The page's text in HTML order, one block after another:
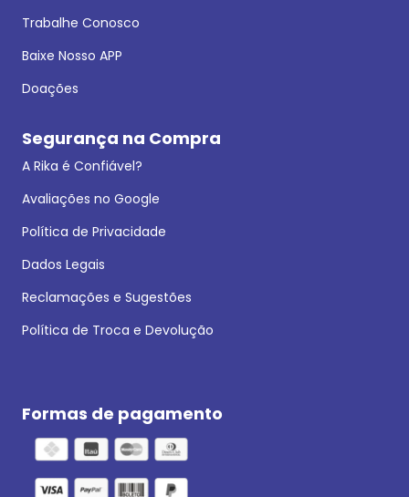
Trabalhe Conosco
Baixe Nosso APP
Doações
Segurança na Compra
A Rika é Confiável?
Avaliações no Google
Política de Privacidade
Dados Legais
Reclamações e Sugestões
Política de Troca e Devolução
Formas de pagamento